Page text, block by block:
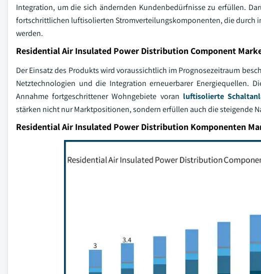
Integration, um die sich ändernden Kundenbedürfnisse zu erfüllen.
fortschrittlichen luftisolierten Stromverteilungskomponenten, die durch
werden.
Residential Air Insulated Power Distribution Component
Der Einsatz des Produkts wird voraussichtlich im Prognosezeitraum
Netztechnologien und die Integration erneuerbarer Energiequellen.
Annahme fortgeschrittener Wohngebiete voran luftisolierte
stärken nicht nur Marktpositionen, sondern erfüllen auch die steigende
Residential Air Insulated Power Distribution Komponenten